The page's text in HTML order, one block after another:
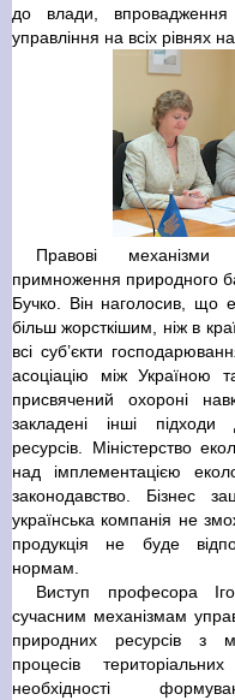
до влади, впровадження
управління на всіх рівнях
Правові
примноження природного
Бучко. Він наголосив, що
більш жорсткішим, ніж в
всі суб’єкти
асоціацію між Україною
присвячений охороні
закладені інші підходи
ресурсів. Міністерство
над імплементацією
законодавство. Бізнес
українська компанія не
продукція не буде
нормам.
Виступ професора
сучасним механізмам
природних ресурсів з
процесів
необхідності